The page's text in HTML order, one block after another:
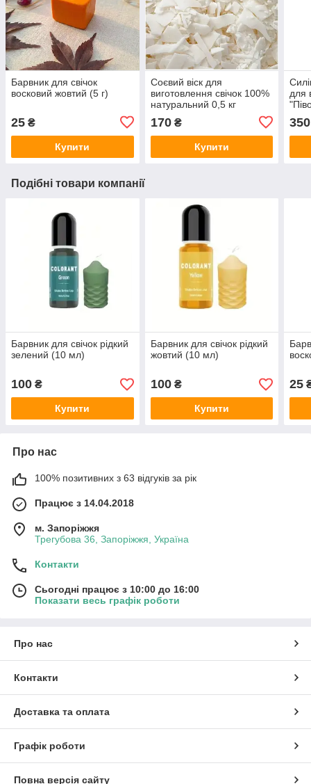
Барвник для свічок
восковий жовтий (5 г)
25 ₴
Купити
Соєвий віск для
виготовлення свічок 100%
натуральний 0,5 кг
170₴
Купити
для
350
Подібні товари компанії
Барвник для свічок рідкий
зелений (10 мл)
100 ₴
Купити
Барвник для свічок рідкий
жовтий (10 мл)
100₴
Купити
25
Про нас
100% позитивних з 63 відгуків за рік
Працює з 14.04.2018
м. Запоріжжя
Трегубова 36, Запоріжжя, Україна
Контакти
Сьогодні працює з 10:00 до 16:00
Показати весь графік роботи
Про нас
Контакти
Доставка та оплата
Графік роботи
Повна версія сайту